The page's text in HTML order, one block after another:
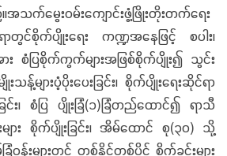
သက်မွေးဝမ်းကျောင်းဖွံ့ဖြိုးတိုးတက်ရေး
ာတွင်စိုက်ပျိုးရေး ကဏ္ဍအနေဖြင့် စပါး၊
ား စံပြစိုက်ကွက်များအဖြစ်စိုက်ပျိုး၍ သွင်း
သန့်များပံ့ပိုးပေးခြင်း၊ စိုက်ပျိုးရေးဆိုင်ရာ
ြင်း၊ စံပြ ပျိုးခြံ(၁)ခြံတည်ထောင်၍ ရာသီ
ျား စိုက်ပျိုးခြင်း၊ အိမ်ထောင် စု(၃၀) သို့
ခြံဝန်းများတွင် တစ်နိုင်တစ်ပိုင် စိုက်ခင်းများ